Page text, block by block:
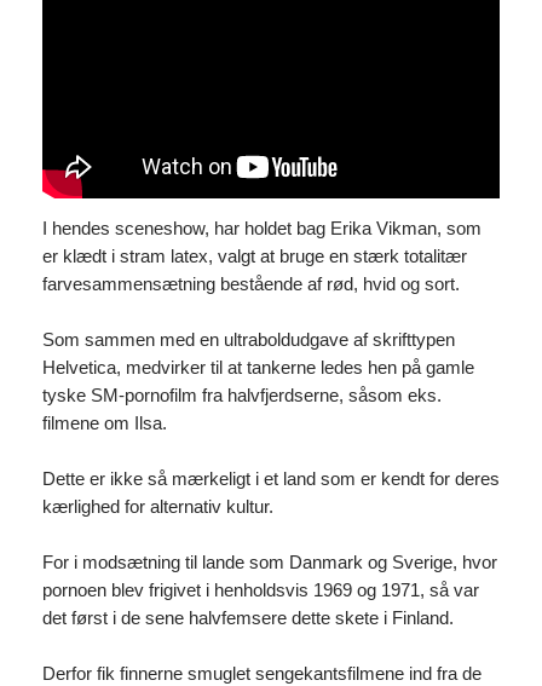
I hendes sceneshow, har holdet bag Erika Vikman, som
er klædt i stram latex, valgt at bruge en stærk totalitær
farvesammensætning bestående af rød, hvid og sort.
Som sammen med en ultraboldudgave af skrifttypen
Helvetica, medvirker til at tankerne ledes hen på gamle
tyske SM-pornofilm fra halvfjerdserne, såsom eks.
filmene om Ilsa.
Dette er ikke så mærkeligt i et land som er kendt for deres
kærlighed for alternativ kultur.
For i modsætning til lande som Danmark og Sverige, hvor
pornoen blev frigivet i henholdsvis 1969 og 1971, så var
det først i de sene halvfemsere dette skete i Finland.
Derfor fik finnerne smuglet sengekantsfilmene ind fra de